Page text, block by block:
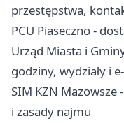
przestępstwa,
PCU Piaseczno -
Urząd Miasta i
godziny, wydziały i
SIM KZN
i zasady najmu